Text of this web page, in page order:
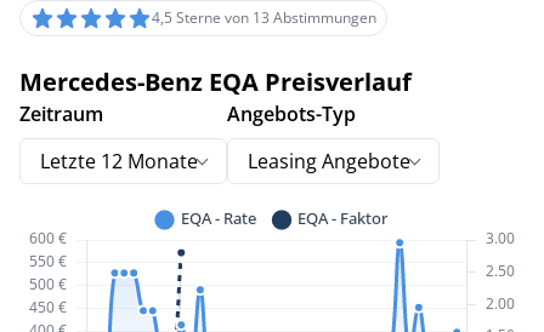
4,5 Sterne von 13 Abstimmungen
Mercedes-Benz EQA Preisverlauf
Zeitraum
Letzte 12 Monate
Angebots-Typ
Leasing Angebote